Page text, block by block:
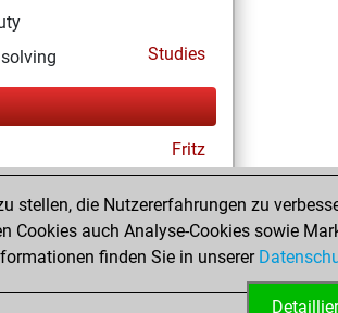
Studies
Fritz
Studies
die Nutzererfahrungen zu
auch Analyse-Cookies sowie
finden Sie in unserer